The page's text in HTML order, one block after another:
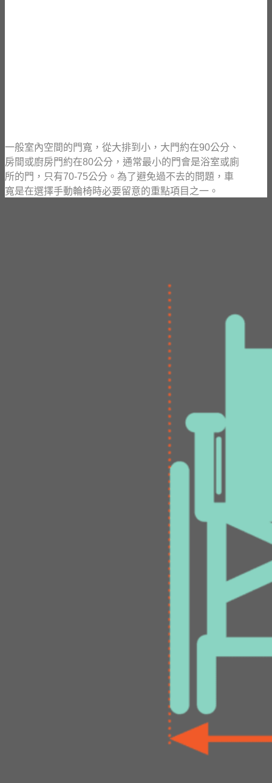
一般室內空間的門寬，從大排到小，大門約在90公分、
房間或廚房門約在80公分，通常最小的門會是浴室或廁
所的門，只有70-75公分。為了避免過不去的問題，車
寬是在選擇手動輪椅時必要留意的重點項目之一。